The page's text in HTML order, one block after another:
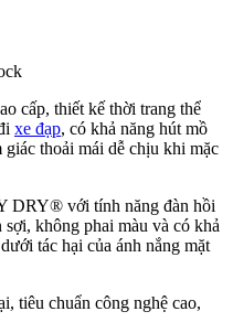
cấp, thiết kế thời trang thể
xe đạp, có khả năng hút mồ
thoải mái dễ chịu khi mặc
DRY® với tính năng đàn hồi
không phai màu và có khả
tác hại của ánh nắng mặt
tiêu chuẩn công nghệ cao,